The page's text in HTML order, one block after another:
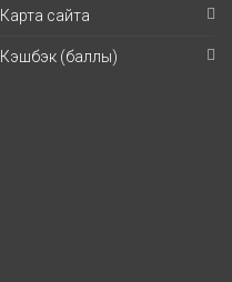
Карта сайта
Кэшбэк (баллы)